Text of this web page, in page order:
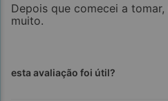
Depois que comecei a
muito.
esta avaliação foi útil?